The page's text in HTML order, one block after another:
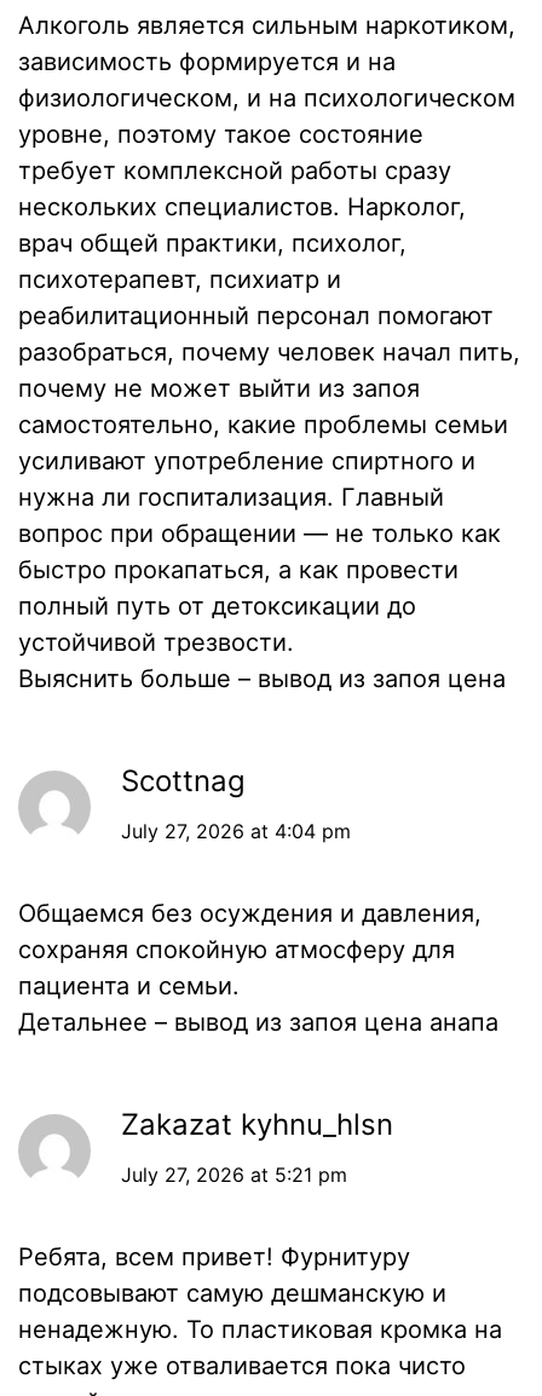
Алкоголь является сильным наркотиком,
зависимость формируется и на
физиологическом, и на психологическом
уровне, поэтому такое состояние
требует комплексной работы сразу
нескольких специалистов. Нарколог,
врач общей практики, психолог,
психотерапевт, психиатр и
реабилитационный персонал помогают
разобраться, почему человек начал пить,
почему не может выйти из запоя
самостоятельно, какие проблемы семьи
усиливают употребление спиртного и
нужна ли госпитализация. Главный
вопрос при обращении — не только как
быстро прокапаться, а как провести
полный путь от детоксикации до
устойчивой трезвости.
Выяснить больше – вывод из запоя цена
Scottnag
July 27, 2026 at 4:04 pm
Общаемся без осуждения и давления,
сохраняя спокойную атмосферу для
пациента и семьи.
Детальнее – вывод из запоя цена анапа
Zakazat kyhnu_hlsn
July 27, 2026 at 5:21 pm
Ребята, всем привет! Фурнитуру
подсовывают самую дешманскую и
ненадежную. То пластиковая кромка на
стыках уже отваливается пока чисто